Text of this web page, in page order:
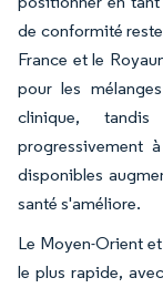
de conformité
France et le
pour les
clinique,
progressivement
disponibles
santé s'améliore.
Le Moyen-Orient
le plus rapide,